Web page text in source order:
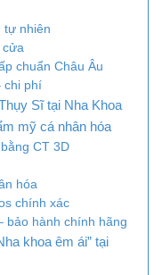
tự nhiên
cửa
chuẩn Châu Âu
chi phí
Sĩ tại Nha Khoa
mỹ cá nhân hóa
CT 3D
hóa
chính xác
bảo hành chính hãng
khoa êm ái” tại